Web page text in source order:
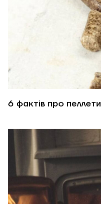
6 фактів про пеллети